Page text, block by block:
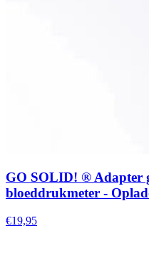
GO SOLID! ® Adapter
bloeddrukmeter -
€19,95